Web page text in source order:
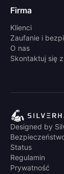
Firma
Klienci
Zaufanie i
O nas
Skontaktuj się
Designed by
Status
Regulamin
Prywatność